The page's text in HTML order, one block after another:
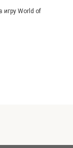
игру World of